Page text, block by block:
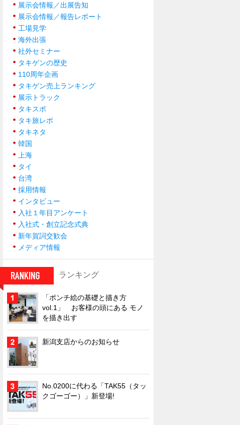
展示会情報／出展告知
展示会情報／報告レポート
工場見学
海外出張
社外セミナー
タキゲンの歴史
110周年企画
タキゲン売上ランキング
展示トラック
タキスポ
タキ旅レポ
タキネタ
韓国
上海
タイ
台湾
採用情報
インタビュー
入社１年目アンケート
入社式・創立記念式典
新年賀詞交歓会
メディア情報
ランキング
「ポンチ絵の基礎と描き方
vol.1」 お客様の頭にある モノ
を描き出す
新潟支店からのお知らせ
No.0200に代わる「TAK55（タッ
クゴーゴー）」新登場!